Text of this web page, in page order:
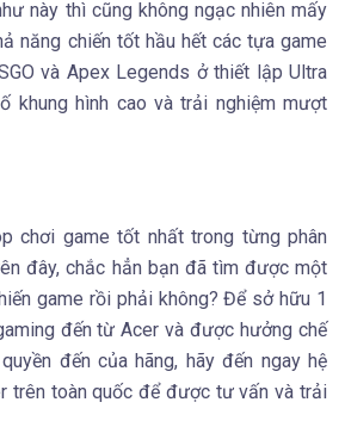
này thì cũng không ngạc nhiên mấy
năng chiến tốt hầu hết các tựa game
và Apex Legends ở thiết lập Ultra
khung hình cao và trải nghiệm mượt
chơi game tốt nhất trong từng phân
đây, chắc hẳn bạn đã tìm được một
game rồi phải không? Để sở hữu 1
đến từ Acer và được hưởng chế
đến của hãng, hãy đến ngay hệ
trên toàn quốc để được tư vấn và trải